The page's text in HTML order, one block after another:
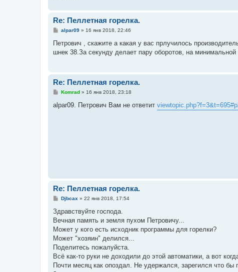
Re: Пеллетная горелка.
С
о
щ
alpar09» 16 янв 2018, 22:46
Петрович , скажите а какая у вас прлучилось
шнек 38.За секунду делает пару оборотов, на
Re: Пеллетная горелка.
С
о
б
Komrad» 16 янв 2018, 23:18
alpar09. Петрович Вам не ответит
Re: Пеллетная горелка.
С
о
б
щ
е
и
е
Djbcax » 22 янв 2018, 17:54
Здравствуйте господа.
Вечная память и земля пухом Петровичу...
Может у кого есть исходник программы для горелки?
Может "хозяин" делился...
Поделитесь пожалуйста.
Всё как-то руки не доходили до этой автоматики, а вот
Почти месяц как опоздал. Не удержался, зарегился что бы